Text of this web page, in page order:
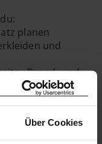
Über Cookies
planen
und
, Brand- und
und
fallen